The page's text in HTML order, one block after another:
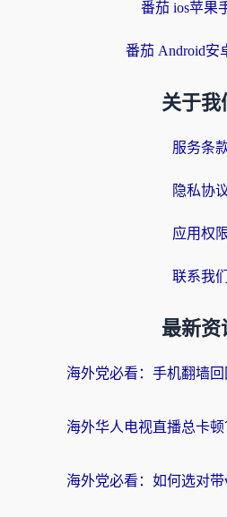
番茄 ios苹果
番茄 Android安
关于我
服务条
隐私协
应用权
联系我们
最新资